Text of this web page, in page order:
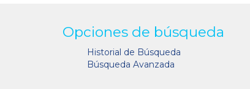
Opciones de búsqueda
Historial de Búsqueda
Búsqueda Avanzada